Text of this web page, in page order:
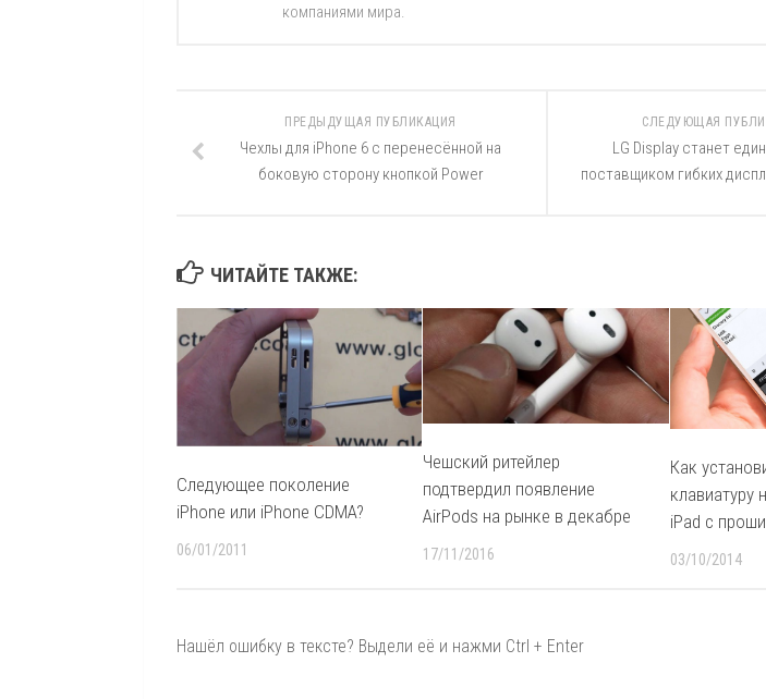
компаниями мира.
СЛЕДУЮЩАЯ
LG Display станет
поставщиком гибких
ПРЕДЫДУЩАЯ ПУБЛИКАЦИЯ
Чехлы для iPhone 6 с перенесённой на
боковую сторону кнопкой Power
ЧИТАЙТЕ ТАКЖЕ:
Следующее поколение
iPhone или iPhone CDMA?
06/01/2011
Чешский ритейлер
подтвердил появление
AirPods на рынке в декабре
17/11/2016
Как
клавиатуру
iPad с
03/10/2014
Нашёл ошибку в тексте? Выдели её и нажми Ctrl + Enter